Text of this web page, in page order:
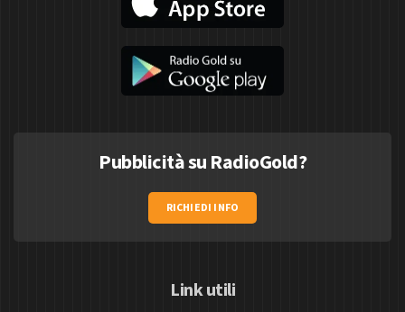
Pubblicità su RadioGold?
RICHIEDI INFO
Link utili